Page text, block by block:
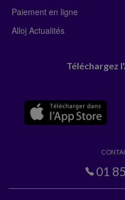
Paiement en ligne
Alloj Actualités
Téléchargez
01